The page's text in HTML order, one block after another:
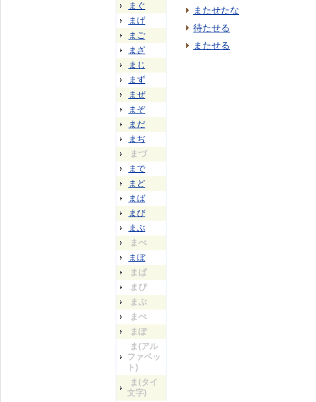
まぐ
まげ
まご
まざ
まじ
まず
まぜ
まぞ
まだ
まぢ
まづ
まで
まど
まば
まび
まぶ
まべ
まぼ
まぱ
まぴ
まぷ
まぺ
まぽ
ま(アル
ファベッ
ト)
ま(タイ
文字)
またせたな
待たせる
またせる